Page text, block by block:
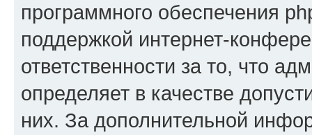
программного обеспечения
поддержкой интернет-
ответственности за то, что
определяет в качестве
них. За дополнительной